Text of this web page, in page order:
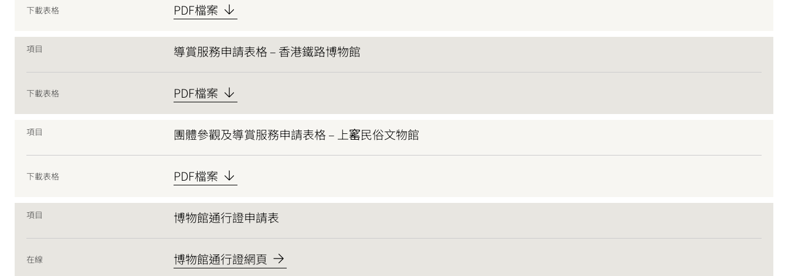
下載表格 PDF檔案
項目 導賞服務申請表格 – 香港鐵路博物館
下載表格 PDF檔案
項目 團體參觀及導賞服務申請表格 – 上窰民俗文物館
下載表格 PDF檔案
項目 博物館通行證申請表
在線 博物館通行證網頁